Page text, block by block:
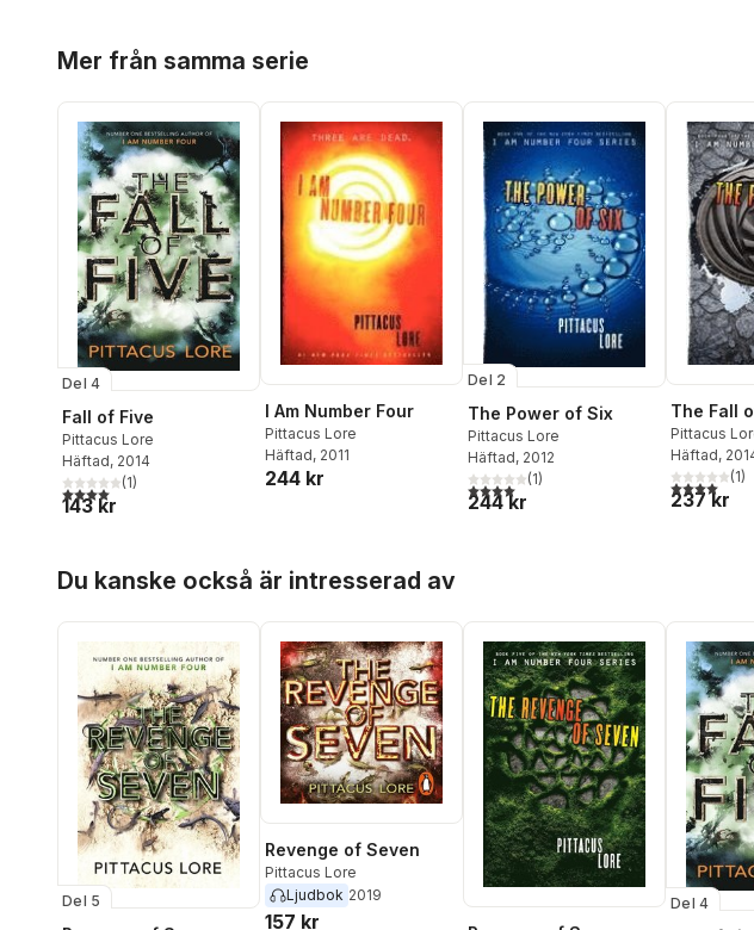
Mer från samma serie
Del 4
Fall of Five
Pittacus Lore
Häftad, 2014
4,0utav 5 stjärnor. Totalt antal röster:
(1)
143 kr
I Am Number Four
Pittacus Lore
Häftad, 2011
244 kr
Del 2
The Power of Six
Pittacus Lore
Häftad, 2012
4,0utav 5 stjärnor. Totalt antal röster:
(1)
244 kr
The Fall
Pittacus
Häftad,
4,0utav 5(1)
237 kr
Du kanske också är intresserad av
Del 5
Revenge of Seven
Pittacus Lore
Ljudbok 2019
157 kr
Del 4